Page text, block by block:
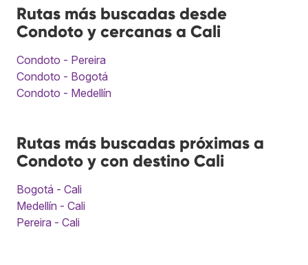
Rutas más buscadas desde
Condoto y cercanas a Cali
Condoto - Pereira
Condoto - Bogotá
Condoto - Medellín
Rutas más buscadas próximas a
Condoto y con destino Cali
Bogotá - Cali
Medellín - Cali
Pereira - Cali